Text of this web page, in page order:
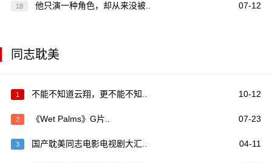
18 他只演一种角色，却从来没被.. 07-12
同志耽美
1 不能不知道云翔，更不能不知.. 10-12
2 《Wet Palms》G片.. 07-23
3 国产耽美同志电影电视剧大汇.. 04-11